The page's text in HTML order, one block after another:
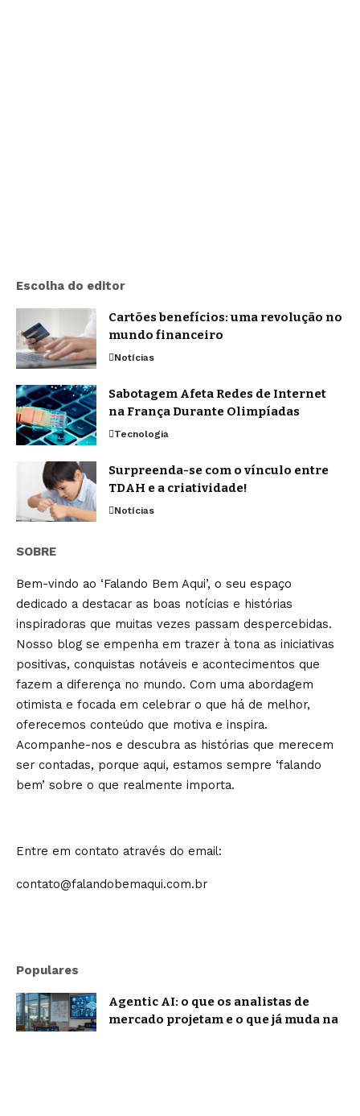
Escolha do editor
Cartões benefícios: uma revolução no
mundo financeiro
Notícias
Sabotagem Afeta Redes de Internet
na França Durante Olimpíadas
Tecnologia
Surpreenda-se com o vínculo entre
TDAH e a criatividade!
Notícias
SOBRE
Bem-vindo ao ‘Falando Bem Aqui’, o seu espaço
dedicado a destacar as boas notícias e histórias
inspiradoras que muitas vezes passam despercebidas.
Nosso blog se empenha em trazer à tona as iniciativas
positivas, conquistas notáveis e acontecimentos que
fazem a diferença no mundo. Com uma abordagem
otimista e focada em celebrar o que há de melhor,
oferecemos conteúdo que motiva e inspira.
Acompanhe-nos e descubra as histórias que merecem
ser contadas, porque aqui, estamos sempre ‘falando
bem’ sobre o que realmente importa.
Entre em contato através do email:
contato@falandobemaqui.com.br
Populares
Agentic AI: o que os analistas de
mercado projetam e o que já muda na